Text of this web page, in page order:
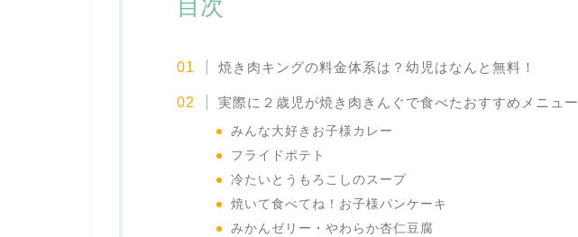
目次
焼き肉キングの料金体系は？幼児はなんと無料！
実際に２歳児が焼き肉きんぐで食べたおすすめメニュー
みんな大好きお子様カレー
フライドポテト
冷たいとうもろこしのスープ
焼いて食べてね！お子様パンケーキ
みかんゼリー・やわらか杏仁豆腐